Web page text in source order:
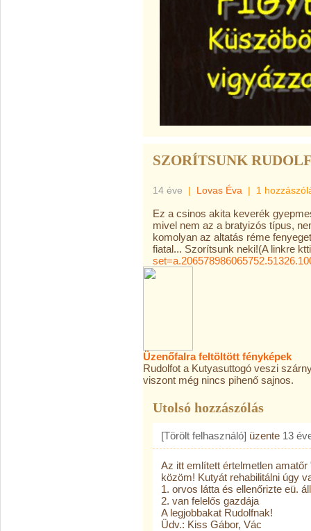
SZORÍTSUNK
14 éve | Lovas Éva | 1
Ez a csinos akita keverék
mivel nem az a bratyizós típus,
komolyan az altatás réme
fiatal... Szorítsunk neki!(A linkre
set=a.206578986065752.51326.10
Üzenőfalra feltöltött fényképek
Rudolfot a Kutyasuttogó veszi
viszont még nincs pihenő sajnos.
Utolsó hozzászólás
[Törölt felhasználó] üzente 13
Az itt említett értelmetlen
közöm! Kutyát rehabilitálni úgy
1. orvos látta és ellenőrizte eü.
2. van felelős gazdája
A legjobbakat Rudolfnak!
Üdv.: Kiss Gábor, Vác